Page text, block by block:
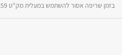
בזמן שריפה אסור להשתמש במעלית מק"ט aa2259